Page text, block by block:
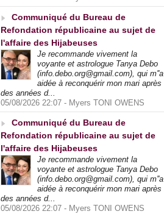
Communiqué du Bureau de
Refondation républicaine au sujet de
l'affaire des Hijabeuses
Je recommande vivement la
voyante et astrologue Tanya Debo
(info.debo.org@gmail.com), qui m''a
aidée à reconquérir mon mari après
des années d...
05/08/2026 22:07 - Myers TONI OWENS
Communiqué du Bureau de
Refondation républicaine au sujet de
l'affaire des Hijabeuses
Je recommande vivement la
voyante et astrologue Tanya Debo
(info.debo.org@gmail.com), qui m''a
aidée à reconquérir mon mari après
des années d...
05/08/2026 22:07 - Myers TONI OWENS